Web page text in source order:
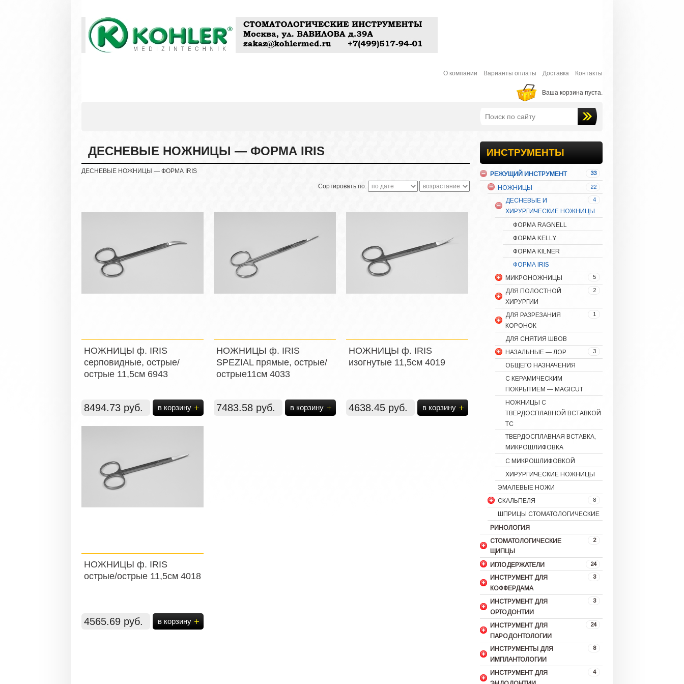
Контакты
Доставка
Варианты оплаты
О компании
Ваша корзина пуста.
ИНСТРУМЕНТЫ
СТОМАТОЛОГИЯ
ПЕРИОТОМЫ
ПЛОМБИРОВОЧНЫЙ
16
РЕТРАКТОРЫ И
33
РЕЖУЩИЙ ИНСТРУМЕНТ
МУКОТОМЫ
22
НОЖНИЦЫ
4
ДЕСНЕВЫЕ И
ХИРУРГИЧЕСКИЕ НОЖНИЦЫ
ФОРМА RAGNELL
ФОРМА KELLY
ФОРМА KILNER
ФОРМА IRIS
5
МИКРОНОЖНИЦЫ
2
ДЛЯ ПОЛОСТНОЙ
ХИРУРГИИ
1
ДЛЯ РАЗРЕЗАНИЯ
КОРОНОК
ДЛЯ СНЯТИЯ ШВОВ
3
НАЗАЛЬНЫЕ — ЛОР
ОБЩЕГО НАЗНАЧЕНИЯ
С КЕРАМИЧЕСКИМ
ПОКРЫТИЕМ — MAGICUT
НОЖНИЦЫ С
ТВЕРДОСПЛАВНОЙ ВСТАВКОЙ
ТС
ТВЕРДОСПЛАВНАЯ ВСТАВКА,
МИКРОШЛИФОВКА
С МИКРОШЛИФОВКОЙ
ХИРУРГИЧЕСКИЕ НОЖНИЦЫ
ЭМАЛЕВЫЕ НОЖИ
8
СКАЛЬПЕЛЯ
ШПРИЦЫ СТОМАТОЛОГИЧЕСКИЕ
РИНОЛОГИЯ
2
СТОМАТОЛОГИЧЕСКИЕ
ЩИПЦЫ
24
ИГЛОДЕРЖАТЕЛИ
3
ИНСТРУМЕНТ ДЛЯ
КОФФЕРДАМА
3
ИНСТРУМЕНТ ДЛЯ
ОРТОДОНТИИ
24
ИНСТРУМЕНТ ДЛЯ
ПАРОДОНТОЛОГИИ
8
ИНСТРУМЕНТЫ ДЛЯ
ИМПЛАНТОЛОГИИ
4
ИНСТРУМЕНТ ДЛЯ
ДЕСНЕВЫЕ НОЖНИЦЫ — ФОРМА IRIS
ДЕСНЕВЫЕ НОЖНИЦЫ — ФОРМА IRIS
Сортировать по:
НОЖНИЦЫ ф. IRIS
серповидные, острые/
острые 11,5см 6943
8494.73 руб. в корзину
НОЖНИЦЫ ф. IRIS
SPEZIAL прямые, острые/
острые11см 4033
7483.58 руб. в корзину
НОЖНИЦЫ ф. IRIS
изогнутые 11,5см 4019
4638.45 руб. в корзину
НОЖНИЦЫ ф. IRIS
острые/острые 11,5см 4018
4565.69 руб. в корзину